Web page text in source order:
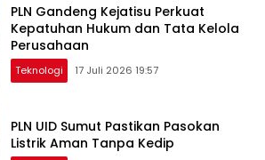
PLN Gandeng Kejatisu Perkuat
Kepatuhan Hukum dan Tata Kelola
Perusahaan
Teknologi 17 Juli 2026 19:57
PLN UID Sumut Pastikan Pasokan
Listrik Aman Tanpa Kedip